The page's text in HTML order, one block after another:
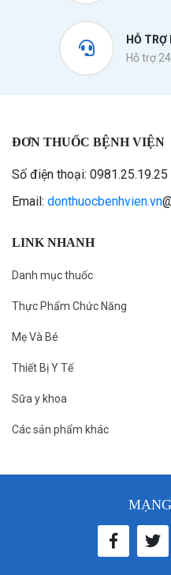
HỖ TRỢ
Hỗ trợ
ĐƠN THUỐC BỆNH VIỆN
Số điện thoại: 0981.25.19.25
Email: donthuocbenhvien.vn
LINK NHANH
Danh mục thuốc
Thực Phẩm Chức Năng
Mẹ Và Bé
Thiết Bị Y Tế
Sữa y khoa
Các sản phẩm khác